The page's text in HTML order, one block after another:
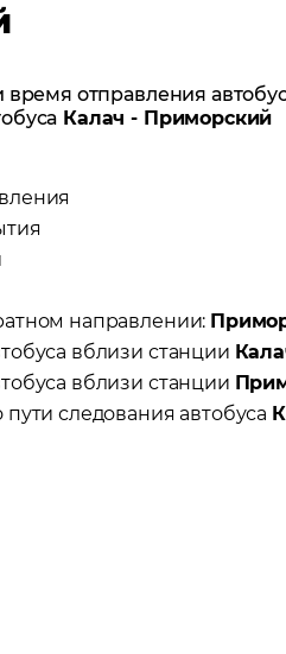
время отправления
Калач - Приморский
направлении:
вблизи станции
вблизи станции
пути следования автобуса